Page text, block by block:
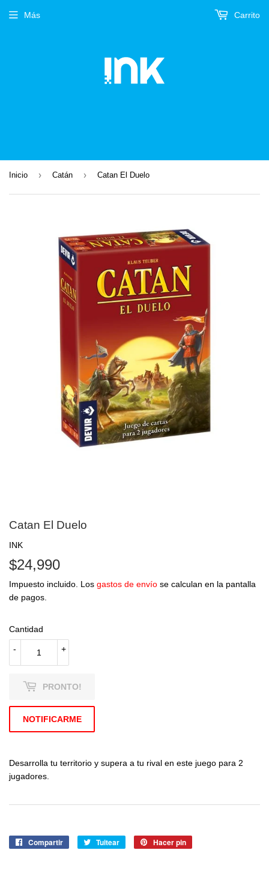
Más Carrito
Inicio › Catán › Catan El Duelo
Catan El Duelo
INK
$24,990
Impuesto incluido. Los gastos de envío se calculan en la pantalla
de pagos.
Cantidad
+
-
PRONTO!
NOTIFICARME
Desarrolla tu territorio y supera a tu rival en este juego para 2
jugadores.
Compartir
CompartirTuitear
Tuitear Hacer pin